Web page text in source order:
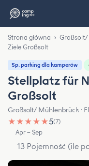
Strona główna › Großsolt/
Ziele Großsolt
Sp. parking dla kamperów
Stellplatz für
Großsolt
Großsolt/ Mühlenbrück ·
★ ★ ★ ★ ★5(7)
Apr – Sep
13 Pojemność (ile